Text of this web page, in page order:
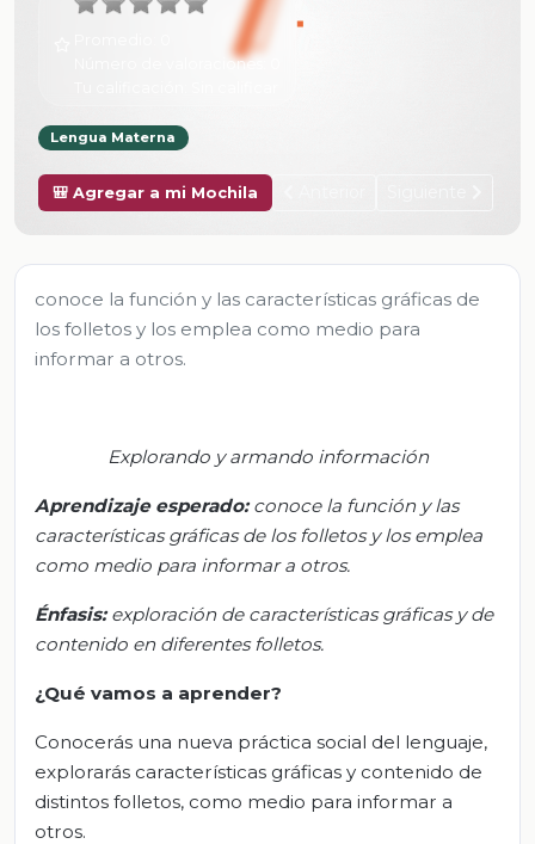
Número de valoraciones:
Lengua Materna
🎒 Agregar a mi Mochila
conoce la función y las características gráficas de
los folletos y los emplea como medio para
informar a otros.
Explorando y armando información
Aprendizaje esperado:conoce la función y las
características gráficas de los folletos y los emplea
como medio para informar a otros.
Énfasis:exploración de características gráficas y de
contenido en diferentes folletos.
¿Qué vamos a aprender?
Conocerás una nueva práctica social del lenguaje,
explorarás características gráficas y contenido de
distintos folletos, como medio para informar a
otros.